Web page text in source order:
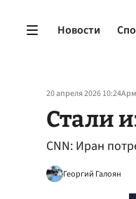
Новости
20 апреля 2026 10:24
Стали
CNN: Иран
Георгий Галоян